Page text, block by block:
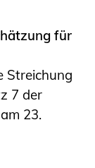
für
Streichung
7 der
23.